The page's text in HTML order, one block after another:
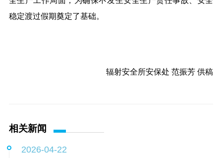
稳定渡过假期奠定了基础。
辐射安全所安保处 范振芳 供稿
相关新闻
2026-04-22